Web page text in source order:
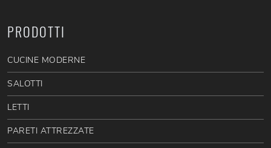
PRODOTTI
CUCINE MODERNE
SALOTTI
LETTI
PARETI ATTREZZATE